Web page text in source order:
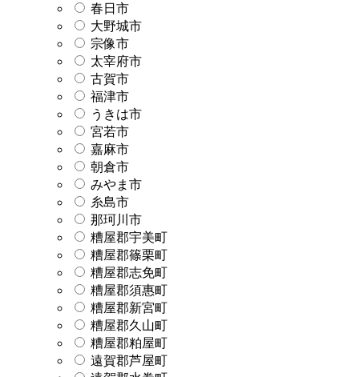
春日市
大野城市
宗像市
太宰府市
古賀市
福津市
うきは市
宮若市
嘉麻市
朝倉市
みやま市
糸島市
那珂川市
糟屋郡宇美町
糟屋郡篠栗町
糟屋郡志免町
糟屋郡須惠町
糟屋郡新宮町
糟屋郡久山町
糟屋郡粕屋町
遠賀郡芦屋町